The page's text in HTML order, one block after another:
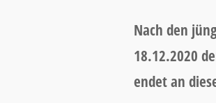
Nach den
18.12.2020
endet an